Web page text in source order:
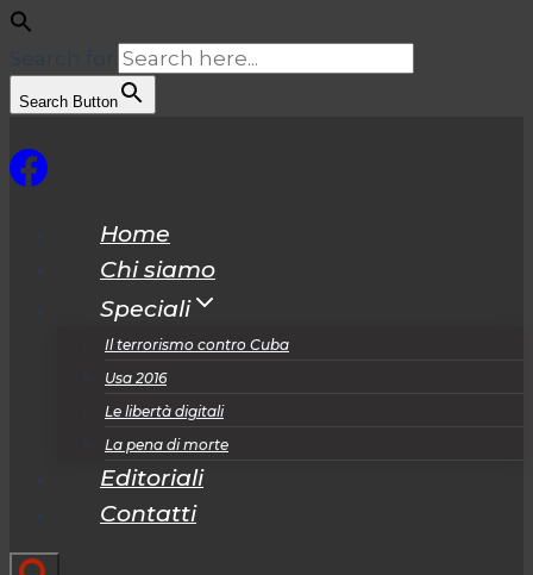
Search Button
al
Home
Chi siamo
Speciali
Il terrorismo contro Cuba
Usa 2016
Le libertà digitali
La pena di morte
Editoriali
Contatti